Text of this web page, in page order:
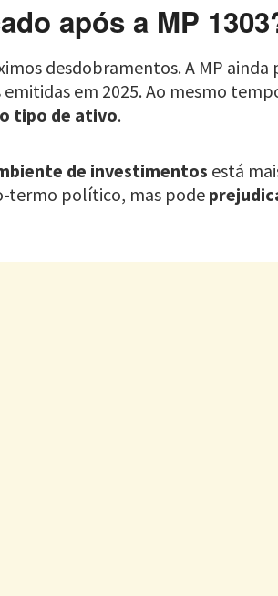
após a MP
desdobramentos. A MP
em 2025. Ao mesmo
tipo de ativo.
de investimentos está
termo político, mas pode